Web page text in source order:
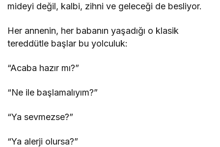
mideyi değil, kalbi, zihni ve geleceği de besliyor.
Her annenin, her babanın yaşadığı o klasik
tereddütle başlar bu yolculuk:
“Acaba hazır mı?”
“Ne ile başlamalıyım?”
“Ya sevmezse?”
“Ya alerji olursa?”